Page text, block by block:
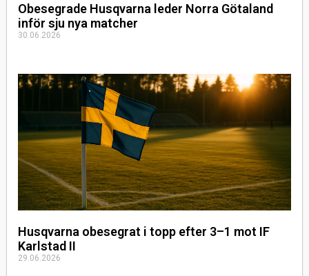
Obesegrade Husqvarna leder Norra Götaland
inför sju nya matcher
30.06.2026
Husqvarna obesegrat i topp efter 3–1 mot IF
Karlstad II
29.06.2026